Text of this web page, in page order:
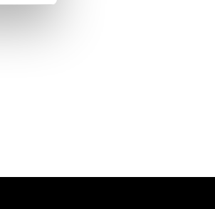
je